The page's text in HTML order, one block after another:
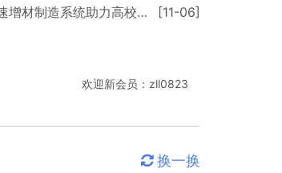
[11-06]
力高校现代化产业人才培养
欢迎新会员： zll0823
换一换